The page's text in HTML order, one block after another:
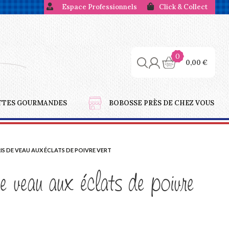
Espace Professionnels Click & Collect
0
0,00 €
GOURMANDES BOBOSSE PRÈS DE CHEZ VOUS
DE VEAU AUX ÉCLATS DE POIVRE VERT
veau aux éclats de poivre